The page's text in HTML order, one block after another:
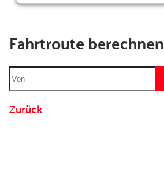
Fahrtroute berechnen
Zurück